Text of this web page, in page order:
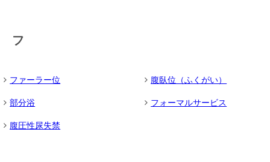
フ
ファーラー位
部分浴
腹圧性尿失禁
腹臥位（ふくがい）
フォーマルサービス